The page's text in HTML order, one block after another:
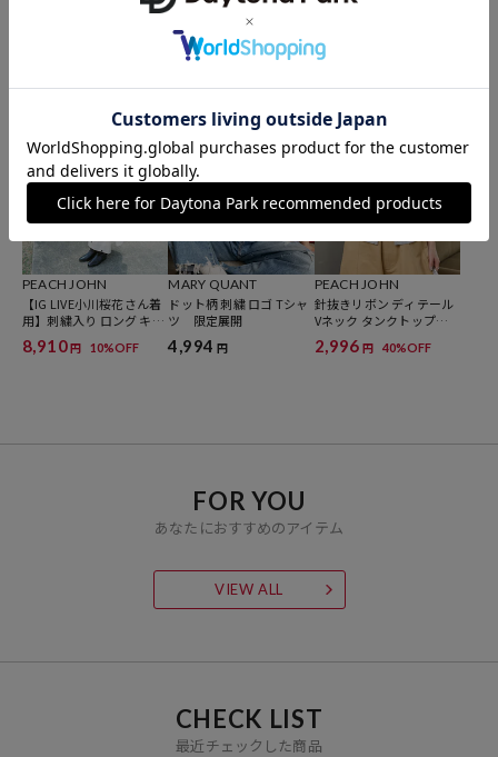
2,798円 60%OFF
PEACH JOHN
ワンポイント刺繍ハーフ
スリーブシャツ 限定展
2,098円 70%OFF
＜接触冷感＞配色袖 サマ
ーニット ポロシャツ 限
3,498円 50%OFF
PEACH JOHN
【IG LIVE小川桜花さん着
用】刺繍入り ロング キャ
ミワンピース 限定展開
8,910円 10%OFF
MARY QUANT
ドット柄 刺繍 ロゴ Tシャ
ツ 限定展開
4,994 円
PEACH JOHN
針抜きリボン ディテール
Vネック タンクトップ
限定展開
2,996 円 40%OFF
FOR YOU
あなたにおすすめのアイテム
VIEW ALL
CHECK LIST
最近チェックした商品